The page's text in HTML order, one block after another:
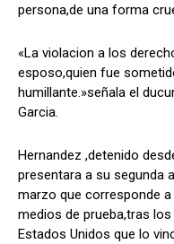
persona,de una forma
«La violacion a los
esposo,quien fue
humillante.»señala el
Garcia.
Hernandez ,detenido
presentara a su segunda
marzo que corresponde
medios de prueba,tras
Estados Unidos que lo